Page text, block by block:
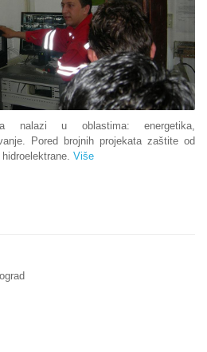
nalazi u oblastima: energetika,
Pored brojnih projekata zaštite od
Više